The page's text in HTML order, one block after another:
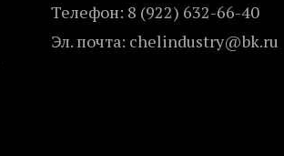
Телефон: 8 (922) 632-66-40
Эл. почта: chelindustry@bk.ru